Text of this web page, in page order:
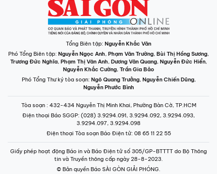
Tổng Biên tập: Nguyễn Khắc Văn
Phó Tổng Biên tập: Nguyễn Ngọc Anh, Phạm Văn Trường, Bùi Thị Hồng Sương,
Trương Đức Nghĩa, Phạm Thị Vân Anh, Dương Văn Quang, Nguyễn Đức Hiển,
Nguyễn Khắc Cường, Trần Gia Bảo
Phó Tổng Thư ký tòa soạn: Ngô Quang Trưởng, Nguyễn Chiến Dũng,
Nguyễn Phước Bình
Tòa soạn : 432-434 Nguyễn Thị Minh Khai, Phường Bàn Cờ, TP.HCM
Điện thoại Báo SGGP: (028) 3.9294.091, 3.9294.092, 3.9294.093,
3.9294.097, 3.9294.098
Điện thoại Tòa soạn Báo Điện tử: 08 65 11 22 55
Giấy phép hoạt động Báo in và Báo Điện tử số 305/GP-BTTTT do Bộ Thông
tin và Truyền thông cấp ngày 28-8-2023.
© Bản quyền Báo SÀI GÒN GIẢI PHÓNG.